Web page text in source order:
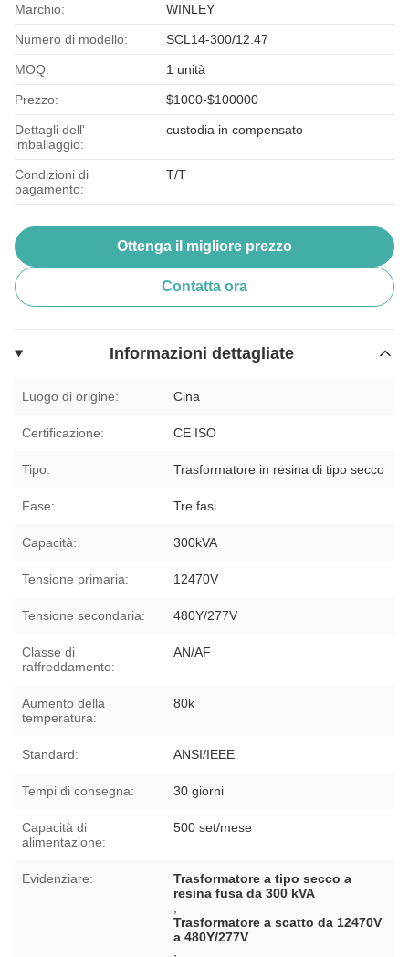
Marchio: WINLEY
Numero di modello: SCL14-300/12.47
MOQ: 1 unità
Prezzo: $1000-$100000
Dettagli dell'
imballaggio:
custodia in compensato
Condizioni di
pagamento:
T/T
Ottenga il migliore prezzo
Contatta ora
Informazioni dettagliate
Luogo di origine: Cina
Certificazione: CE ISO
Tipo: Trasformatore in resina di tipo secco
Fase: Tre fasi
Capacità: 300kVA
Tensione primaria: 12470V
Tensione secondaria: 480Y/277V
Classe di
raffreddamento:
AN/AF
Aumento della
temperatura:
80k
Standard: ANSI/IEEE
Tempi di consegna: 30 giorni
Capacità di
alimentazione:
500 set/mese
Evidenziare:
Trasformatore a tipo secco a
resina fusa da 300 kVA
Trasformatore a scatto da 12470V
a 480Y/277V